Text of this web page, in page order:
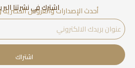
اشترك في نشرتنا
أحدث الإصدارات والعروض الحصرية
اشتراك